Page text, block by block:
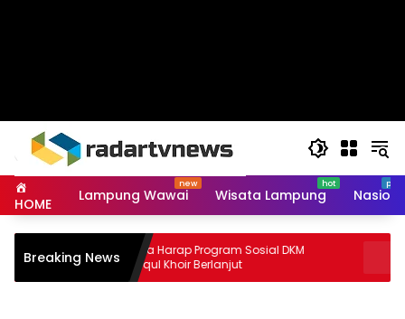
HOME Lampung Wawai Wisata Lampung
Breaking News
Warga Harap Program Sosial DKM
Thoriqul Khoir Berlanjut